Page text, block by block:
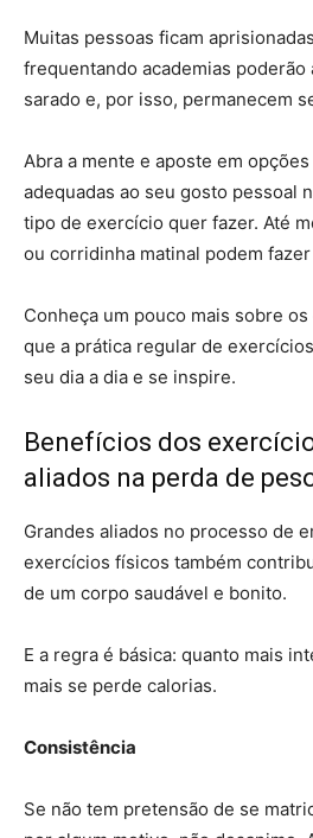
Muitas pessoas ficam
frequentando academias poderão
sarado e, por isso, permanecem
Abra a mente e aposte em
adequadas ao seu gosto pessoal
tipo de exercício quer fazer. Até
ou corridinha matinal podem
Conheça um pouco mais sobre
que a prática regular de
seu dia a dia e se inspire.
Benefícios dos
aliados na perda de
Grandes aliados no processo de
exercícios físicos também
de um corpo saudável e bonito.
E a regra é básica: quanto mais
mais se perde calorias.
Consistência
Se não tem pretensão de se